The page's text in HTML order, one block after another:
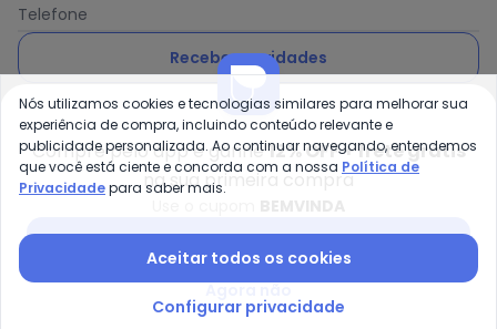
Telefone
Receber novidades
Ao enviar o cadastro, você concorda com a nossa Política
de Privacidade
Posthaus é uma marca da Posthaus Ltda / CNPJ:
80.462.138/0001-41
Endereço: Rua Werner Duwe, 202 Bairro Badenfurt -
89.070-700 - Blumenau/SC
Compre pelo app e ganhe12% OFF + frete grátis
na sua primeira compra
Nós utilizamos cookies e tecnologias similares para melhorar sua
experiência de compra, incluindo conteúdo relevante e
publicidade personalizada. Ao continuar navegando, entendemos
que você está ciente e concorda com a nossa Política de
Privacidadepara saber mais.
Aceitar todos os cookies
Configurar privacidade